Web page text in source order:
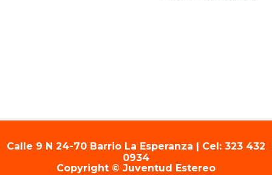
Calle 9 N 24-70 Barrio La Esperanza | Cel: 323 432
0934
Copyright © Juventud Estereo